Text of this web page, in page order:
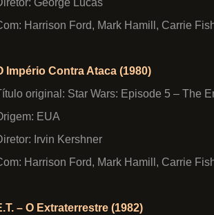
Harrison Ford, Mark Hamill, Carrie
Império Contra Ataca (1980)
original: Star Wars: Episode 5 – The
EUA
Irvin Kershner
Harrison Ford, Mark Hamill, Carrie
– O Extraterrestre (1982)